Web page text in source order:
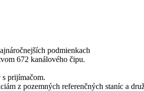
podmienkach
672 kanálového čipu.
prijímačom.
z pozemných referenčných staníc a